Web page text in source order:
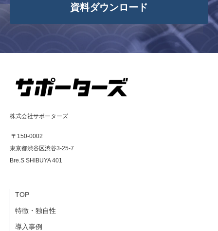
資料ダウンロード
株式会社サポーターズ
〒150-0002
東京都渋谷区渋谷3-25-7
Bre.S SHIBUYA 401
TOP
特徴・独自性
導入事例